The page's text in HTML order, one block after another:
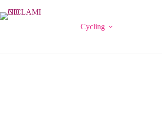
al
contenido
Cycling